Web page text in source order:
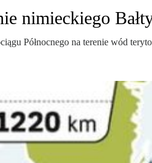
nimieckiego
Północnego na terenie wód